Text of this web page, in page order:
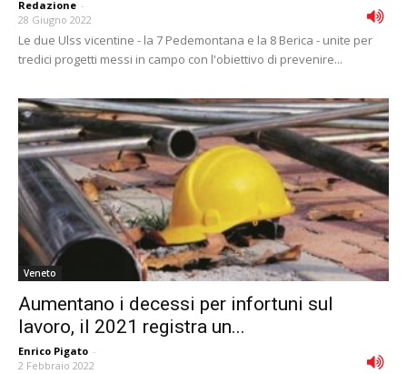
Redazione -
28 Giugno 2022
Le due Ulss vicentine - la 7 Pedemontana e la 8 Berica - unite per
tredici progetti messi in campo con l'obiettivo di prevenire...
Veneto
Aumentano i decessi per infortuni sul
lavoro, il 2021 registra un...
Enrico Pigato -
2 Febbraio 2022